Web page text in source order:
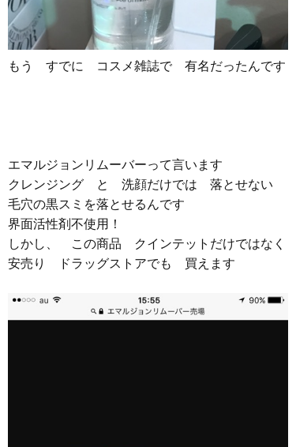
もう すでに コスメ雑誌で 有名だったんです
エマルジョンリムーバーって言います
クレンジング と 洗顔だけでは 落とせない
毛穴の黒スミを落とせるんです
界面活性剤不使用！
しかし、 この商品 クインテットだけではなく
安売り ドラッグストアでも 買えます